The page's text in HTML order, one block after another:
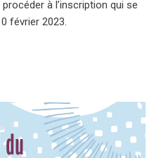
à l’inscription qui se
février 2023.